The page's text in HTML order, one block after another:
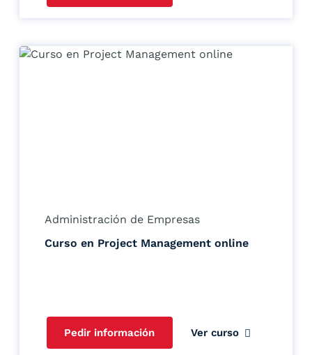
Administración de Empresas
Curso en Project Management online
Pedir información Ver curso